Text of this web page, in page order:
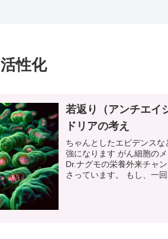
性化
若返り（アンチエイ
ドリアの考え
ちゃんとしたエビデンス
強になります がん細胞の
Dr.ナグモの栄養外来チャ
さっています。 もし、一